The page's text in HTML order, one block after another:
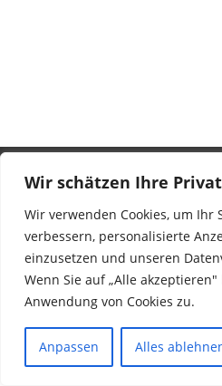
Wir schätzen Ihre
Wir verwenden Cookies, um Ihr
verbessern, personalisierte
einzusetzen und unseren
Wenn Sie auf „Alle
Anwendung von Cookies zu.
Anpassen Alles
Copyright 2026 -